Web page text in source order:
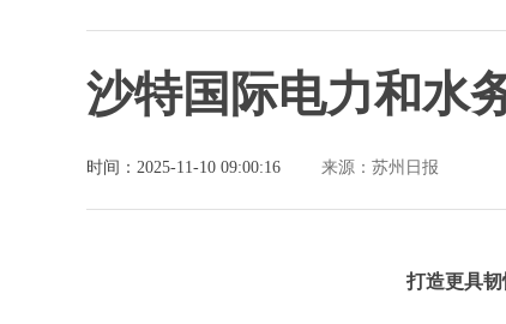
沙特国际电力和水
时间：2025-11-10 09:00:16 来源：苏州日报
打造更具